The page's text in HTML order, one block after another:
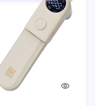
Quick